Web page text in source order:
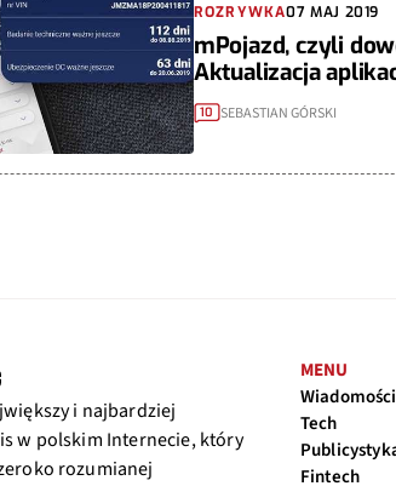
ROZRYWKA07 MAJ 2019
mPojazd, czyli
Aktualizacja
10 SEBASTIAN GÓRSKI
i najbardziej
w polskim Internecie, który
rozumianej
MENU
Wiadomości
Tech
Fintech